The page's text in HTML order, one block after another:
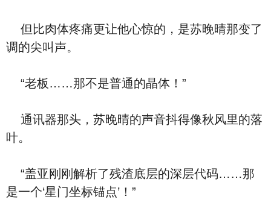
但比肉体疼痛更让他心惊的，是苏晚晴那变了
调的尖叫声。
“老板……那不是普通的晶体！”
通讯器那头，苏晚晴的声音抖得像秋风里的落
叶。
“盖亚刚刚解析了残渣底层的深层代码……那
是一个‘星门坐标锚点’！”